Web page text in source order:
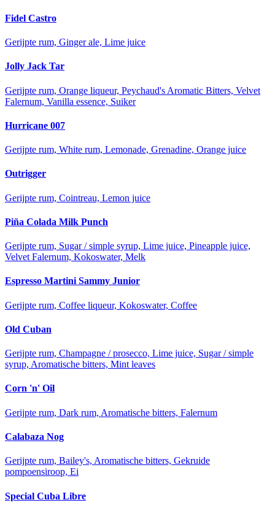
Fidel Castro
Gerijpte rum, Ginger ale, Lime juice
Jolly Jack Tar
Gerijpte rum, Orange liqueur, Peychaud's Aromatic Bitters, Velvet
Falernum, Vanilla essence, Suiker
Hurricane 007
Gerijpte rum, White rum, Lemonade, Grenadine, Orange juice
Outrigger
Gerijpte rum, Cointreau, Lemon juice
Piña Colada Milk Punch
Gerijpte rum, Sugar / simple syrup, Lime juice, Pineapple juice,
Velvet Falernum, Kokoswater, Melk
Espresso Martini Sammy Junior
Gerijpte rum, Coffee liqueur, Kokoswater, Coffee
Old Cuban
Gerijpte rum, Champagne / prosecco, Lime juice, Sugar / simple
syrup, Aromatische bitters, Mint leaves
Corn 'n' Oil
Gerijpte rum, Dark rum, Aromatische bitters, Falernum
Calabaza Nog
Gerijpte rum, Bailey's, Aromatische bitters, Gekruide
pompoensiroop, Ei
Special Cuba Libre